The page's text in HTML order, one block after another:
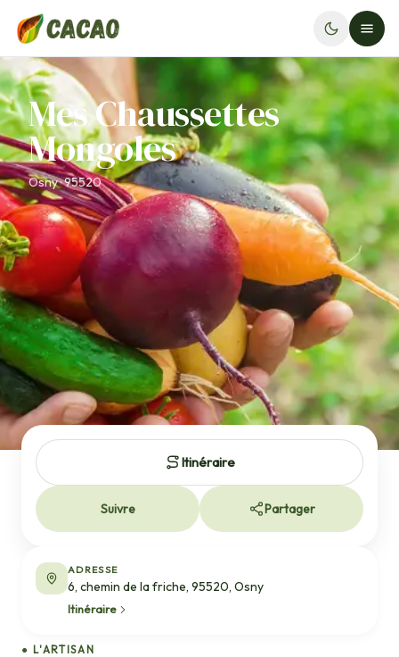
Mes Chaussettes
Mongoles
Osny · 95520
● L'ARTISAN
Itinéraire
Suivre Partager
ADRESSE
6, chemin de la friche, 95520, Osny
Itinéraire